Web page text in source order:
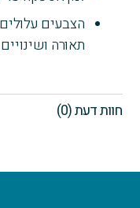
הצבעים
תאורה
חוות דעת (0)